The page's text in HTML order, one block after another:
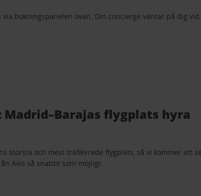
via bokningspanelen ovan. Din concierge väntar på dig vid
Madrid–Barajas flygplats hyra
största och mest trafikerade flygplats, så vi kommer att se
Avis så snabbt som möjligt.